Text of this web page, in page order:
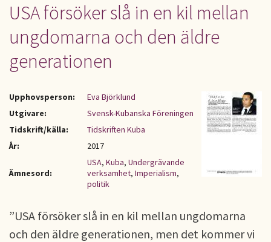
USA försöker slå in en kil mellan
ungdomarna och den äldre
generationen
Upphovsperson:
Eva Björklund
Utgivare:
Svensk-Kubanska Föreningen
Tidskrift/källa:
Tidskriften Kuba
År:
2017
Ämnesord:
USA, Kuba, Undergrävande
verksamhet, Imperialism,
politik
”USA försöker slå in en kil mellan ungdomarna
och den äldre generationen, men det kommer vi